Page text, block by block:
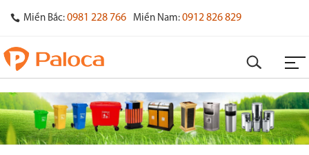
Miền Bắc: 0981 228 766 Miền Nam: 0912 826 829